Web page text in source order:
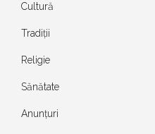
Cultură
Tradiții
Religie
Sănătate
Anunțuri